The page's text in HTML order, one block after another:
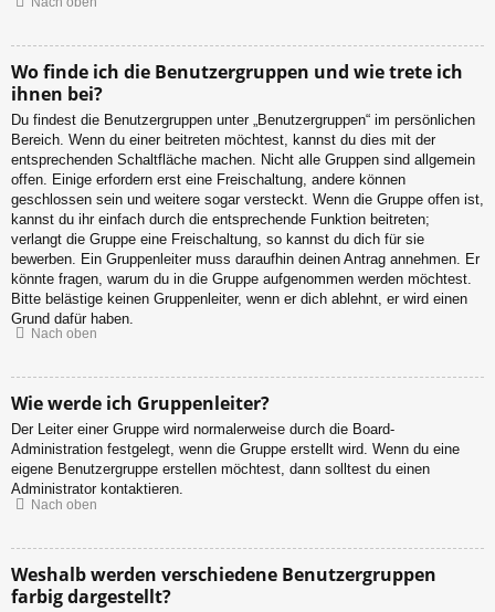
Wo finde ich die Benutzergruppen und wie trete ich
ihnen bei?
Du findest die Benutzergruppen unter „Benutzergruppen“ im persönlichen
Bereich. Wenn du einer beitreten möchtest, kannst du dies mit der
entsprechenden Schaltfläche machen. Nicht alle Gruppen sind allgemein
offen. Einige erfordern erst eine Freischaltung, andere können
geschlossen sein und weitere sogar versteckt. Wenn die Gruppe offen ist,
kannst du ihr einfach durch die entsprechende Funktion beitreten;
verlangt die Gruppe eine Freischaltung, so kannst du dich für sie
bewerben. Ein Gruppenleiter muss daraufhin deinen Antrag annehmen. Er
könnte fragen, warum du in die Gruppe aufgenommen werden möchtest.
Bitte belästige keinen Gruppenleiter, wenn er dich ablehnt, er wird einen
Grund dafür haben.
Nach oben
Wie werde ich Gruppenleiter?
Der Leiter einer Gruppe wird normalerweise durch die Board-
Administration festgelegt, wenn die Gruppe erstellt wird. Wenn du eine
eigene Benutzergruppe erstellen möchtest, dann solltest du einen
Administrator kontaktieren.
Nach oben
Weshalb werden verschiedene Benutzergruppen
farbig dargestellt?